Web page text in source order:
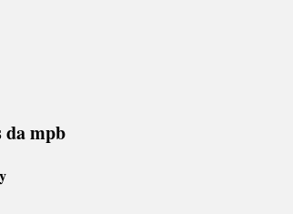
da mpb